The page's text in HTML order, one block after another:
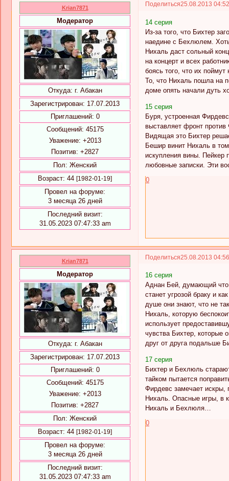
Поделиться25.08.2013
Krian7871
Модератор
Откуда: г. Абакан
Зарегистрирован: 17.07.2013
Приглашений: 0
Сообщений: 45175
Уважение: +2013
Позитив: +2827
Пол: Женский
Возраст: 44 [1982-01-19]
Провел на форуме:
3 месяца 26 дней
Последний визит:
31.05.2023 07:47:33 am
14 серия
Из-за того, что Бихтер
наедине с Бехлюлем.
Нихаль даст сольный
на концерт и всех
боясь того, что их
То, что Нихаль пошла на
доме опять начали дуть
15 серия
Буря, устроенная
выставляет фронт
Видящая это Бихтер
Бешир винит Нихаль в
искупления вины. Пейкер
любовные записки. Эти
0
Поделиться25.08.2013
Krian7871
Модератор
Откуда: г. Абакан
Зарегистрирован: 17.07.2013
Приглашений: 0
Сообщений: 45175
Уважение: +2013
Позитив: +2827
Пол: Женский
Возраст: 44 [1982-01-19]
Провел на форуме:
3 месяца 26 дней
Последний визит:
31.05.2023 07:47:33 am
16 серия
Аднан Бей, думающий что
станет угрозой браку и
душе они знают, что не
Нихаль, которую
использует
чувства Бихтер, которые
друг от друга подальше
17 серия
Бихтер и Бехлюль
тайком пытается
Фирдевс замечает
Нихаль. Опасные игры, в
Нихаль и Бехлюля…
0